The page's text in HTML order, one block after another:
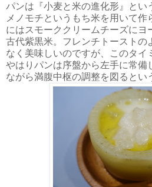
パンは『小麦と米の進化形』とい
メノモチというもち米を用いて
にはスモーククリームチーズにヨ
古代紫黒米。フレンチトーストの
なく美味しいのですが、このタイ
やはりパンは序盤から左手に常備
ながら満腹中枢の調整を図るとい